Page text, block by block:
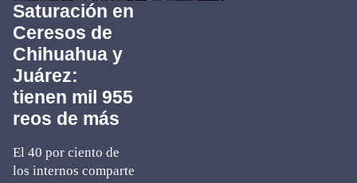
Saturación en
Ceresos de
Chihuahua y
Juárez:
tienen mil 955
reos de más
El 40 por ciento de
los internos comparte